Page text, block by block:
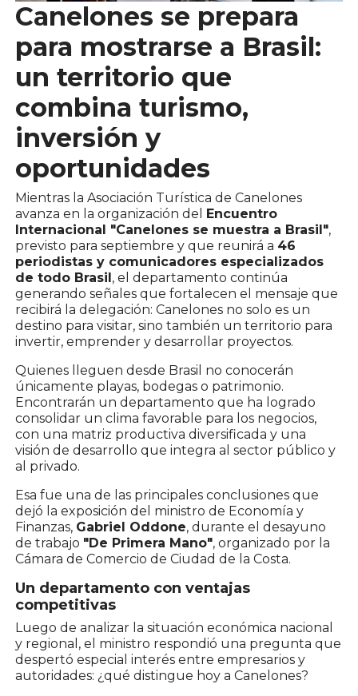
Canelones se prepara
para mostrarse a Brasil:
un territorio que
combina turismo,
inversión y
oportunidades
Mientras la Asociación Turística de Canelones
avanza en la organización del
Encuentro
Internacional "Canelones se muestra a Brasil",
previsto para septiembre y que reunirá a 46
periodistas y comunicadores especializados
de todo Brasil , el departamento continúa
generando señales que fortalecen el mensaje que
recibirá la delegación: Canelones no solo es un
destino para visitar, sino también un territorio para
invertir, emprender y desarrollar proyectos.
Quienes lleguen desde Brasil no conocerán
únicamente playas, bodegas o patrimonio.
Encontrarán un departamento que ha logrado
consolidar un clima favorable para los negocios,
con una matriz productiva diversificada y una
visión de desarrollo que integra al sector público y
al privado.
Esa fue una de las principales conclusiones que
dejó la exposición del ministro de Economía y
Finanzas, Gabriel Oddone, durante el desayuno
de trabajo "De Primera Mano", organizado por la
Cámara de Comercio de Ciudad de la Costa.
Un departamento con ventajas
competitivas
Luego de analizar la situación económica nacional
y regional, el ministro respondió una pregunta que
despertó especial interés entre empresarios y
autoridades: ¿qué distingue hoy a Canelones?